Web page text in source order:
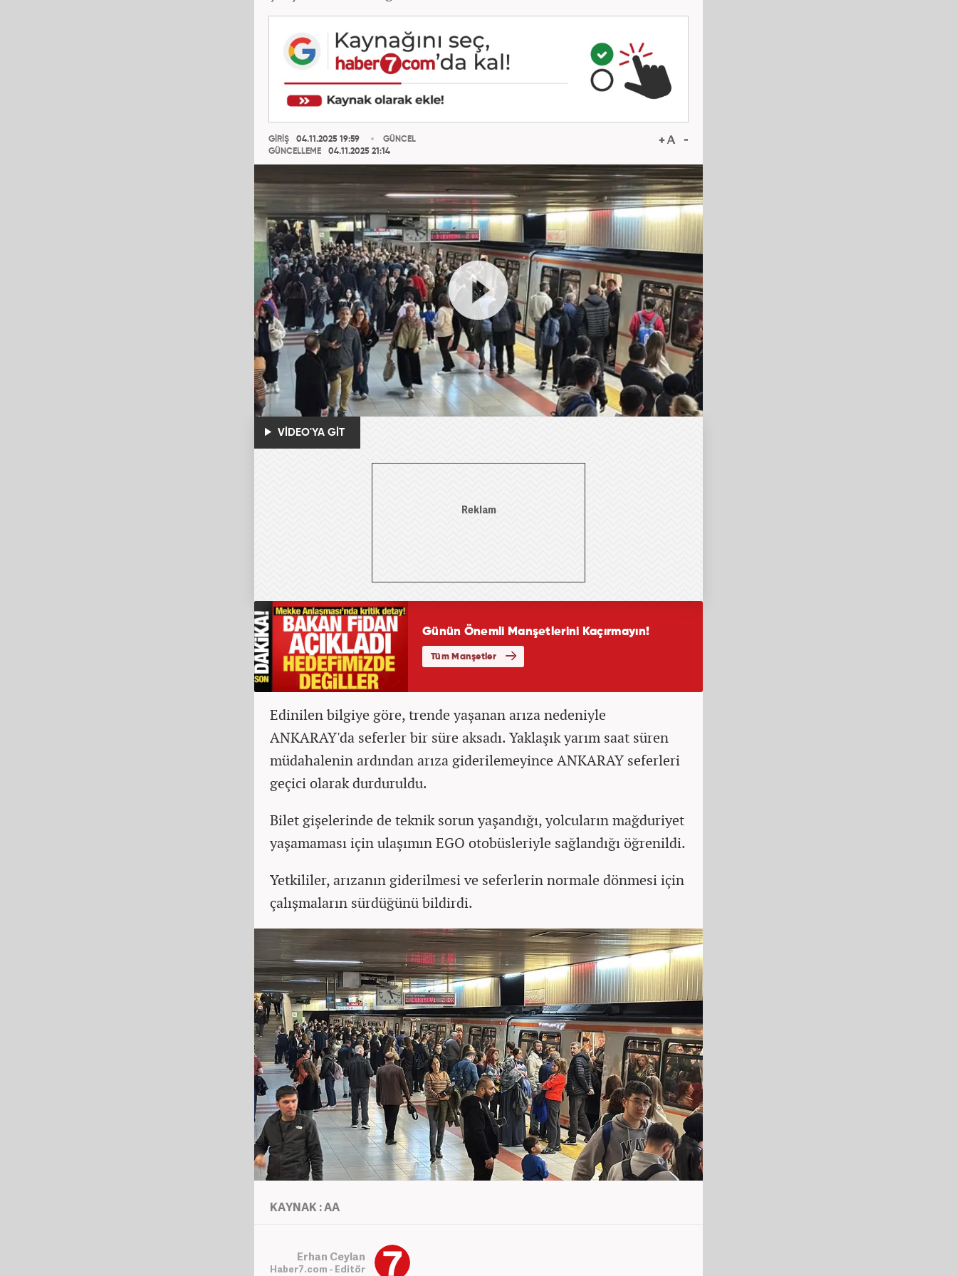
GİRİŞ
04.11.2025 19:59
GÜNCELLEME
04.11.2025 21:14
GÜNCEL
VİDEO'YA GİT
Edinilen bilgiye göre, trende yaşanan arıza nedeniyle
ANKARAY'da seferler bir süre aksadı. Yaklaşık yarım saat süren
müdahalenin ardından arıza giderilemeyince ANKARAY seferleri
geçici olarak durduruldu.
Bilet gişelerinde de teknik sorun yaşandığı, yolcuların mağduriyet
yaşamaması için ulaşımın EGO otobüsleriyle sağlandığı öğrenildi.
Yetkililer, arızanın giderilmesi ve seferlerin normale dönmesi için
çalışmaların sürdüğünü bildirdi.
KAYNAK : AA
Erhan Ceylan
Haber7.com - Editör